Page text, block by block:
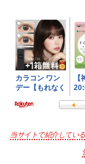
当サイトで紹介してい